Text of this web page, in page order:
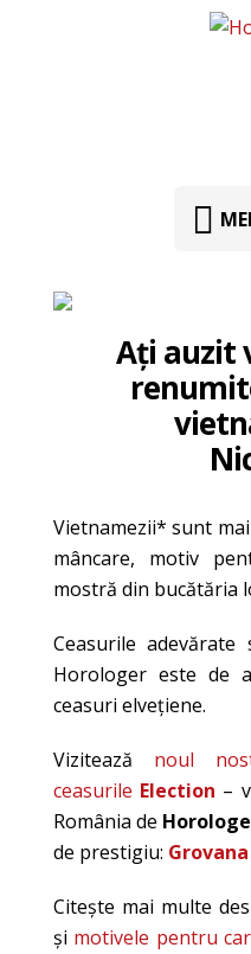
Aţi auzit
Vietnamezii* sunt
mâncare, motiv
mostră din bucătăria
Ceasurile
Horologer este de
ceasuri elveţiene.
Vizitează noul
ceasurile Election –
România de
de prestigiu: Grovana
Citeşte mai multe
şi motivele pentru